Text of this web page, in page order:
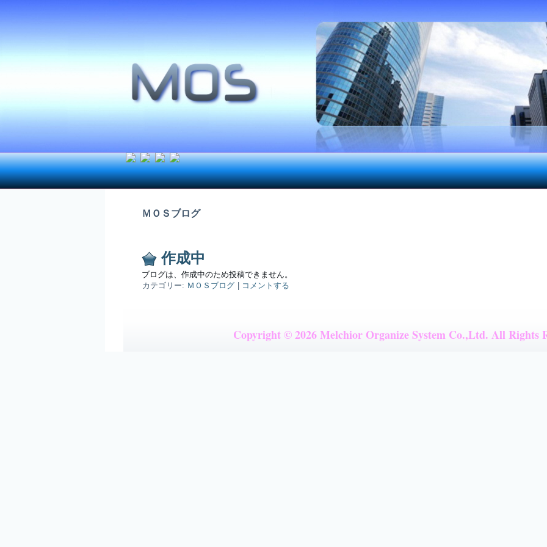
ＭＯＳブログ
作成中
ブログは、作成中のため投稿できません。
カテゴリー: ＭＯＳブログ コメントする
Copyright © 2026 Melchior Organize System Co.,Ltd. All Rights